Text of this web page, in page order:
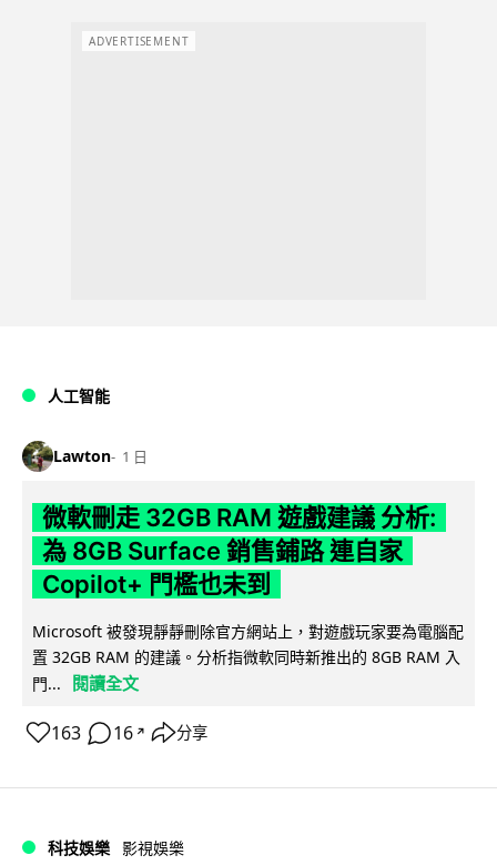
ADVERTISEMENT
人工智能
Lawton 1 日
微軟刪走 32GB RAM 遊戲建議 分析:
為 8GB Surface 銷售鋪路 連自家
Copilot+ 門檻也未到
Microsoft 被發現靜靜刪除官方網站上，對遊戲玩家要為電腦配
置 32GB RAM 的建議。分析指微軟同時新推出的 8GB RAM 入
門...
閱讀全文
163 16 ↗ 分享
科技娛樂 影視娛樂